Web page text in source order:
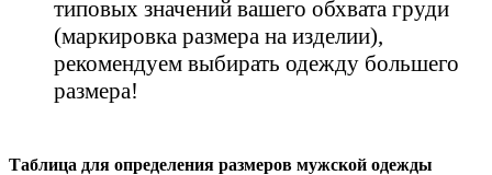
типовых значений вашего обхвата груди
(маркировка размера на изделии),
рекомендуем выбирать одежду большего
размера!
Таблица для определения размеров мужской одежды